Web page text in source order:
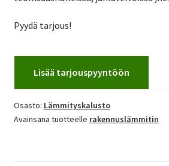
Pyydä tarjous!
Lisää tarjouspyyntöön
Osasto: Lämmityskalusto
Avainsana tuotteelle rakennuslämmitin